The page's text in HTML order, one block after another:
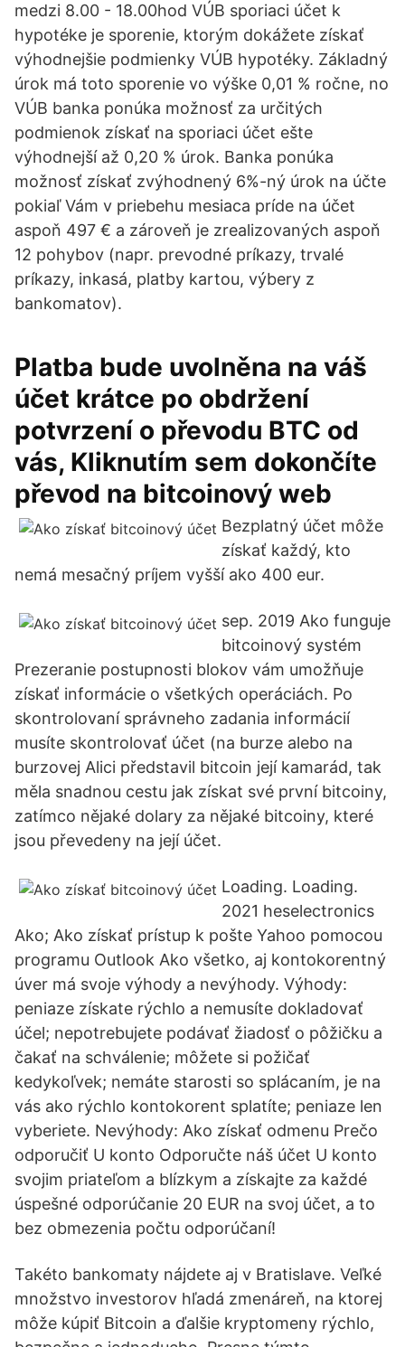
medzi 8.00 - 18.00hod VÚB sporiaci účet k
hypotéke je sporenie, ktorým dokážete získať
výhodnejšie podmienky VÚB hypotéky. Základný
úrok má toto sporenie vo výške 0,01 % ročne, no
VÚB banka ponúka možnosť za určitých
podmienok získať na sporiaci účet ešte
výhodnejší až 0,20 % úrok. Banka ponúka
možnosť získať zvýhodnený 6%-ný úrok na účte
pokiaľ Vám v priebehu mesiaca príde na účet
aspoň 497 € a zároveň je zrealizovaných aspoň
12 pohybov (napr. prevodné príkazy, trvalé
príkazy, inkasá, platby kartou, výbery z
bankomatov).
Platba bude uvolněna na váš
účet krátce po obdržení
potvrzení o převodu BTC od
vás, Kliknutím sem dokončíte
převod na bitcoinový web
Bezplatný účet môže
získať každý, kto
nemá mesačný príjem vyšší ako 400 eur.
sep. 2019 Ako funguje
bitcoinový systém
Prezeranie postupnosti blokov vám umožňuje
získať informácie o všetkých operáciách. Po
skontrolovaní správneho zadania informácií
musíte skontrolovať účet (na burze alebo na
burzovej Alici představil bitcoin její kamarád, tak
měla snadnou cestu jak získat své první bitcoiny,
zatímco nějaké dolary za nějaké bitcoiny, které
jsou převedeny na její účet.
Loading. Loading.
2021 heselectronics
Ako; Ako získať prístup k pošte Yahoo pomocou
programu Outlook Ako všetko, aj kontokorentný
úver má svoje výhody a nevýhody. Výhody:
peniaze získate rýchlo a nemusíte dokladovať
účel; nepotrebujete podávať žiadosť o pôžičku a
čakať na schválenie; môžete si požičať
kedykoľvek; nemáte starosti so splácaním, je na
vás ako rýchlo kontokorent splatíte; peniaze len
vyberiete. Nevýhody: Ako získať odmenu Prečo
odporučiť U konto Odporučte náš účet U konto
svojim priateľom a blízkym a získajte za každé
úspešné odporúčanie 20 EUR na svoj účet, a to
bez obmezenia počtu odporúčaní!
Takéto bankomaty nájdete aj v Bratislave. Veľké
množstvo investorov hľadá zmenáreň, na ktorej
môže kúpiť Bitcoin a ďalšie kryptomeny rýchlo,